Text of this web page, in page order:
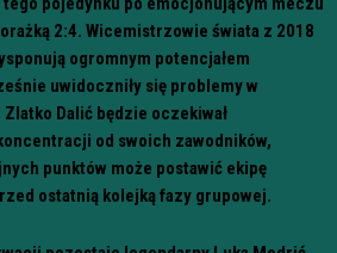
2:4. Wicemistrzowie świata z 2018
ogromnym potencjałem
uwidoczniły się problemy w
Dalić będzie oczekiwał
od swoich zawodników,
punktów może postawić ekipę
ostatnią kolejką fazy grupowej.